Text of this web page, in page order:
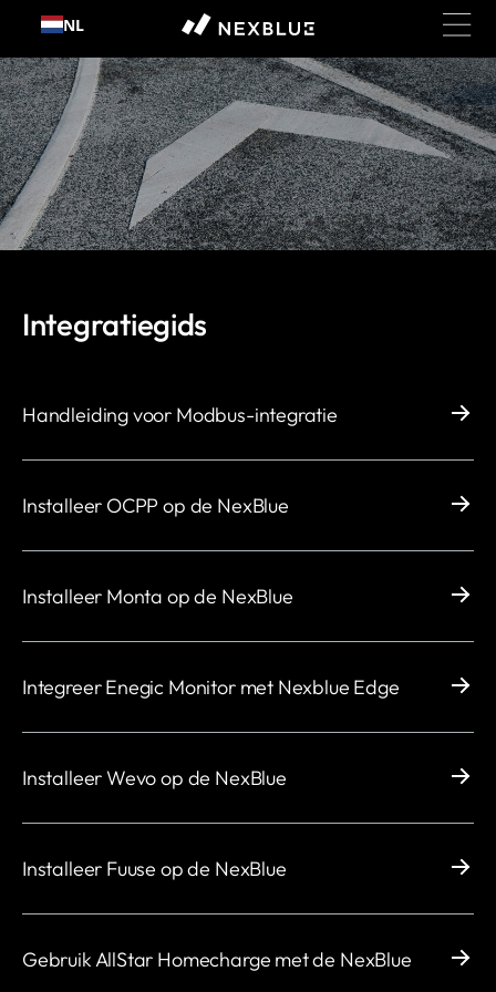
naarNL
Integratiegids
Handleiding voor Modbus-integratie
Installeer OCPP op de NexBlue
Installeer Monta op de NexBlue
Integreer Enegic Monitor met Nexblue Edge
Installeer Wevo op de NexBlue
Installeer Fuuse op de NexBlue
Gebruik AllStar Homecharge met de NexBlue